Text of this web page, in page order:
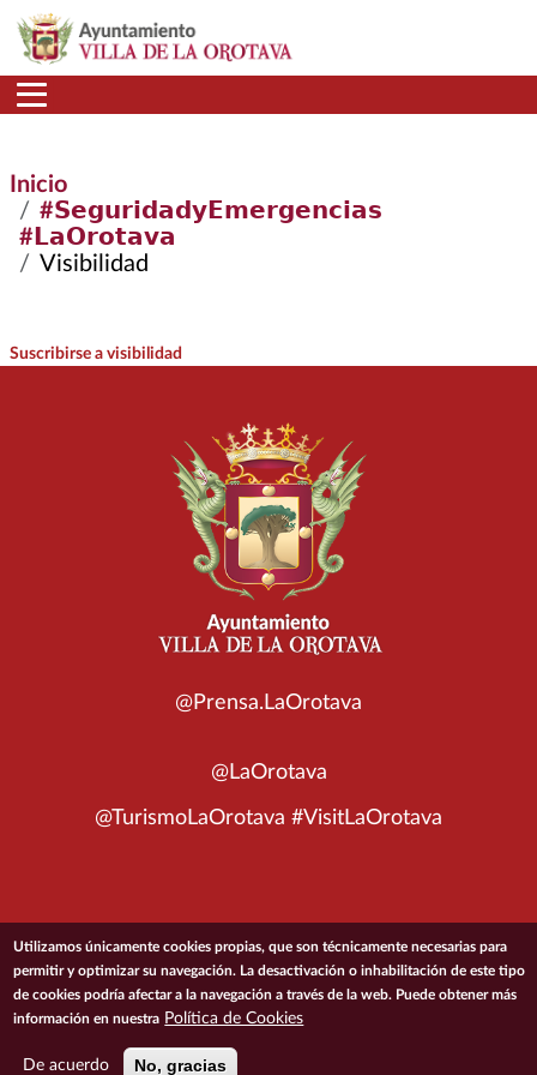
Pasar al contenido principal
Inicio
#𝗦𝗲𝗴𝘂𝗿𝗶𝗱𝗮𝗱𝘆𝗘𝗺𝗲𝗿𝗴𝗲𝗻𝗰𝗶𝗮𝘀
#𝗟𝗮𝗢𝗿𝗼𝘁𝗮𝘃𝗮
Visibilidad
Suscribirse a visibilidad
@Prensa.LaOrotava
@LaOrotava
@TurismoLaOrotava #VisitLaOrotava
© 2026 Ayuntamiento de la Villa de La Orotava
ACCESIBILIDADCONDICIONES DE USOPOLÍTICA DE PRIVACIDAD
Utilizamos únicamente cookies propias, que son técnicamente necesarias para
permitir y optimizar su navegación. La desactivación o inhabilitación de este tipo
de cookies podría afectar a la navegación a través de la web. Puede obtener más
información en nuestra Política de Cookies
De acuerdo No, gracias